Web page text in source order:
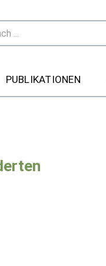
PUBLIKATIONEN